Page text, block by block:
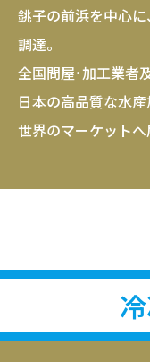
銚子の前浜を中心
調達。
全国問屋･加工業者
日本の高品質な水
世界のマーケットへ